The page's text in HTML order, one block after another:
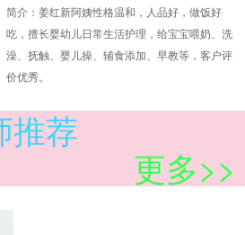
简介：姜红新阿姨性格温和，人品好，做饭好
吃，擅长婴幼儿日常生活护理，给宝宝喂奶、洗
澡、抚触、婴儿操、辅食添加、早教等，客户评
价优秀。
推荐
更多>>